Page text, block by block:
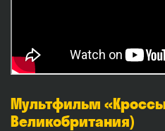
Мультфильм
Великобритания)